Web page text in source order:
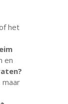
het
en
maar